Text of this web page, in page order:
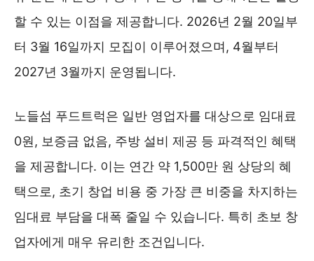
할 수 있는 이점을 제공합니다. 2026년 2월 20일부
터 3월 16일까지 모집이 이루어졌으며, 4월부터
2027년 3월까지 운영됩니다.
노들섬 푸드트럭은 일반 영업자를 대상으로 임대료
0원, 보증금 없음, 주방 설비 제공 등 파격적인 혜택
을 제공합니다. 이는 연간 약 1,500만 원 상당의 혜
택으로, 초기 창업 비용 중 가장 큰 비중을 차지하는
임대료 부담을 대폭 줄일 수 있습니다. 특히 초보 창
업자에게 매우 유리한 조건입니다.